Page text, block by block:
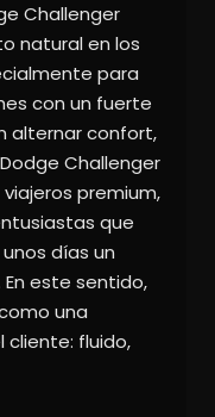
Challenger
natural en los
para
con un fuerte
alternar confort,
Challenger
premium,
que
días un
este sentido,
una
cliente: fluido,